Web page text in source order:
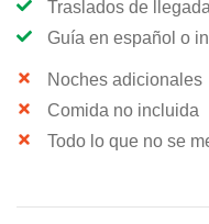
Traslados de
Guía en español o
Noches adicionales
Comida no incluida
Todo lo que no se